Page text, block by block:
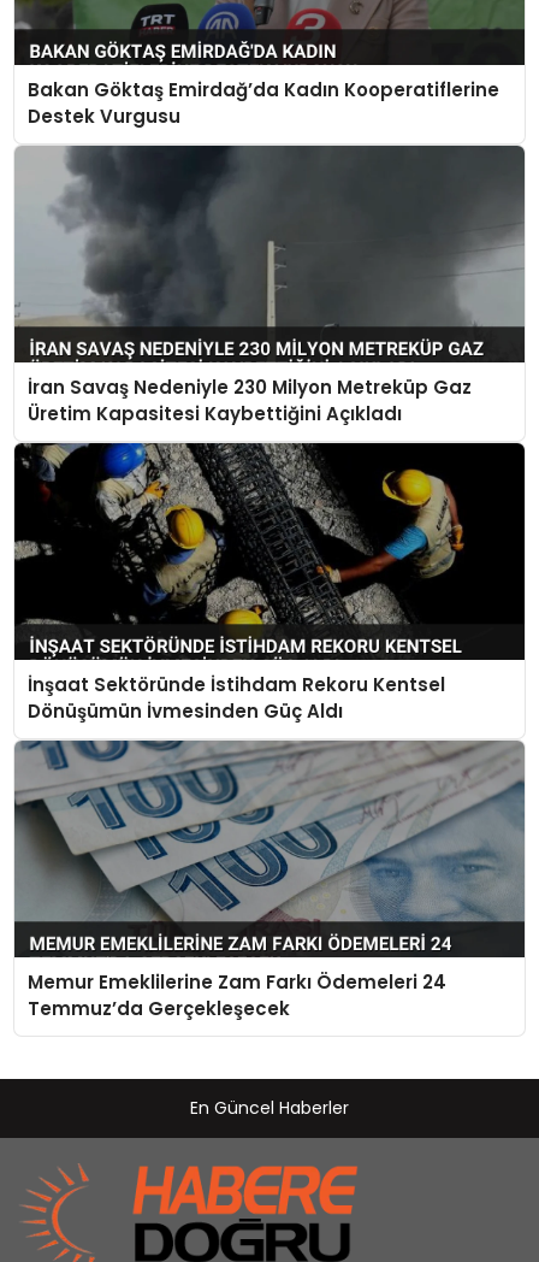
Bakan Göktaş Emirdağ’da Kadın Kooperatiflerine
Destek Vurgusu
İran Savaş Nedeniyle 230 Milyon Metreküp Gaz
Üretim Kapasitesi Kaybettiğini Açıkladı
İnşaat Sektöründe İstihdam Rekoru Kentsel
Dönüşümün İvmesinden Güç Aldı
Memur Emeklilerine Zam Farkı Ödemeleri 24
Temmuz’da Gerçekleşecek
En Güncel Haberler